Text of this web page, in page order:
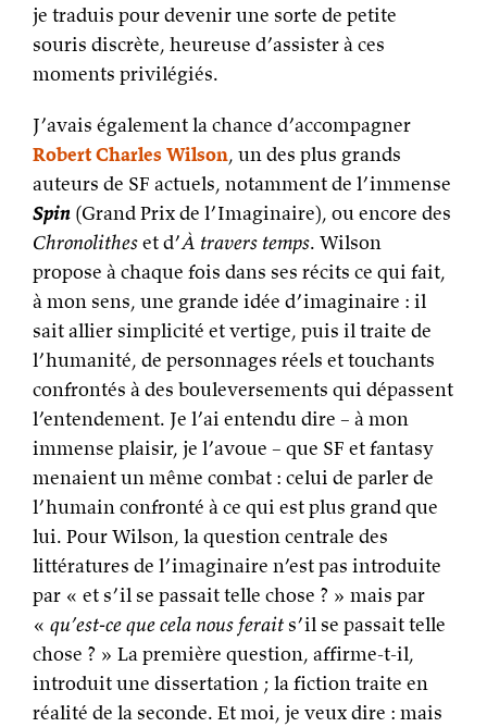
je traduis pour devenir une sorte de petite
souris discrète, heureuse d’assister à ces
moments privilégiés.
J’avais également la chance d’accompagner
Robert Charles Wilson, un des plus grands
auteurs de SF actuels, notamment de l’immense
Spin (Grand Prix de l’Imaginaire), ou encore des
Chronolitheset d’À travers temps. Wilson
propose à chaque fois dans ses récits ce qui fait,
à mon sens, une grande idée d’imaginaire : il
sait allier simplicité et vertige, puis il traite de
l’humanité, de personnages réels et touchants
confrontés à des bouleversements qui dépassent
l’entendement. Je l’ai entendu dire – à mon
immense plaisir, je l’avoue – que SF et fantasy
menaient un même combat : celui de parler de
l’humain confronté à ce qui est plus grand que
lui. Pour Wilson, la question centrale des
littératures de l’imaginaire n’est pas introduite
par « et s’il se passait telle chose ? » mais par
« qu’est-ce que cela nous ferait s’il se passait telle
chose ? » La première question, affirme-t-il,
introduit une dissertation ; la fiction traite en
réalité de la seconde. Et moi, je veux dire : mais